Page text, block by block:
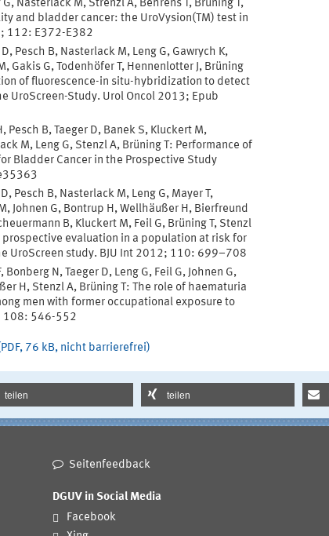
Nasterlack M, Strenzl A, Behrens T, Brüning T,
and bladder cancer: the UroVysion(TM) test in
112: E372-E382
Pesch B, Nasterlack M, Leng G, Gawrych K,
Gakis G, Todenhöfer T, Hennenlotter J, Brüning
of fluorescence-in situ-hybridization to detect
UroScreen-Study. Urol Oncol 2013; Epub
Pesch B, Taeger D, Banek S, Kluckert M,
M, Leng G, Stenzl A, Brüning T: Performance of
Bladder Cancer in the Prospective Study
Pesch B, Nasterlack M, Leng G, Mayer T,
Johnen G, Bontrup H, Wellhäußer H, Bierfreund
B, Kluckert M, Feil G, Brüning T, Stenzl
evaluation in a population at risk for
UroScreen study. BJU Int 2012; 110: 699–708
N, Taeger D, Leng G, Feil G, Johnen G,
H, Stenzl A, Brüning T: The role of haematuria
men with former occupational exposure to
108: 546-552
76 kB, nicht barrierefrei)
teilen teilen
Seitenfeedback
DGUV in Social Media
Facebook